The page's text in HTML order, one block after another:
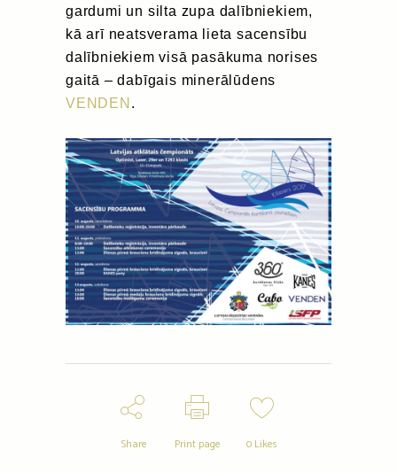
gardumi un silta zupa dalībniekiem,
kā arī neatsverama lieta sacensību
dalībniekiem visā pasākuma norises
gaitā – dabīgais minerālūdens
VENDEN .
Share Print page 0Likes